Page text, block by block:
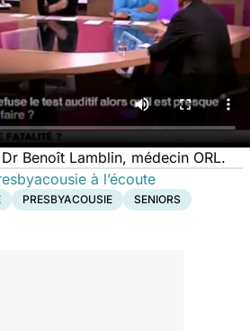
Benoît Lamblin, médecin ORL.
à l’écoute
PRESBYACOUSIE
SENIORS